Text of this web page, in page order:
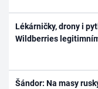
Lékárničky, drony i
Wildberries
Šándor: Na masy